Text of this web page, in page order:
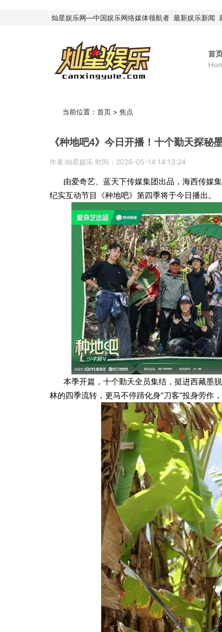
灿星娱乐网—中国娱乐网络媒体领航者 最新娱乐新闻
首
当前位置： 首页 > 焦点
《种地吧4》今日开播！十个勤天探秘
作者:灿星娱乐 时间：2026-05-14 14:13:24
由爱奇艺、蓝天下传媒集团出品，海西传媒
纪实互动节目《种地吧》第四季将于今日播出。
本季开篇，十个勤天全员集结，挺进西藏墨
林的四季流转，更马不停蹄化身“刀客”投身劳作
宣罗一舟担任品牌闪光
第八届国际风土大会11月20日
海启航！